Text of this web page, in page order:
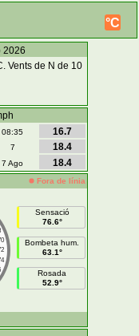
°C
2026
Vents de N de 10
08:35
16.7
7
18.4
7 Ago
18.4
Fora de línia
Sensació
76.6°
Bombeta hum.
63.1°
Rosada
52.9°